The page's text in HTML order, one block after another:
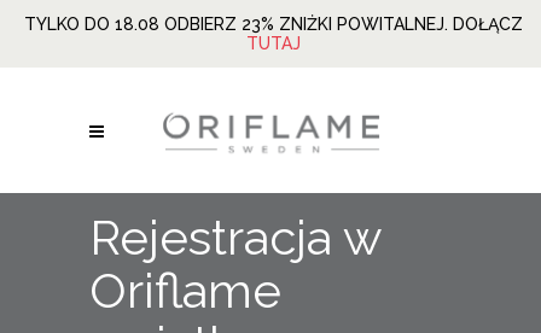
TYLKO DO 18.08 ODBIERZ 23% ZNIŻKI POWITALNEJ. DOŁĄCZ
TUTAJ
Rejestracja w
Oriflame